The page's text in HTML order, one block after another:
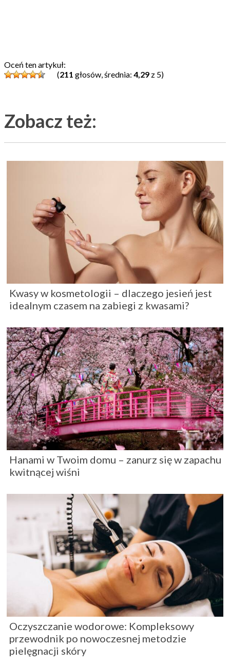
Oceń ten artykuł:
(211 głosów, średnia: 4,29 z 5)
Zobacz też:
Kwasy w kosmetologii – dlaczego jesień jest
idealnym czasem na zabiegi z kwasami?
Hanami w Twoim domu – zanurz się w zapachu
kwitnącej wiśni
Oczyszczanie wodorowe: Kompleksowy
przewodnik po nowoczesnej metodzie
pielęgnacji skóry